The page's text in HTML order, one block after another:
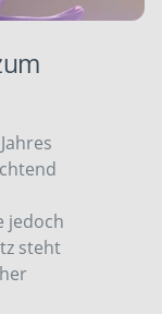
jedoch
steht